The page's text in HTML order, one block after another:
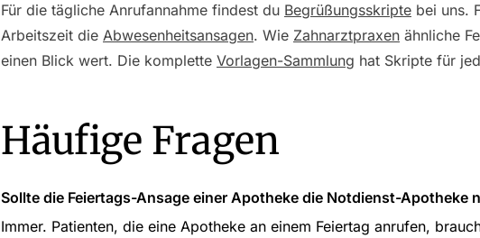
Für die tägliche Anrufannahme findest du Begrüßungsskripte bei uns.
Arbeitszeit die Abwesenheitsansagen. Wie Zahnarztpraxen ähnliche
einen Blick wert. Die komplette Vorlagen-Sammlung hat Skripte für
Häufige Fragen
Sollte die Feiertags-Ansage einer Apotheke die Notdienst-Apotheke
Immer. Patienten, die eine Apotheke an einem Feiertag anrufen,